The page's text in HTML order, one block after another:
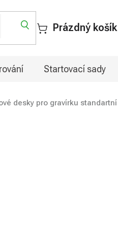
Prázdný košík
Startovací sady
desky pro gravírku standartní